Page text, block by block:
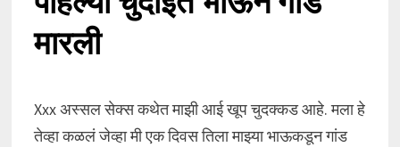
मारली
Xxx अस्सल सेक्स कथेत माझी आई खूप चुदक्कड आहे. मला हे
तेव्हा कळलं जेव्हा मी एक दिवस तिला माझ्या भाऊकडून गांड